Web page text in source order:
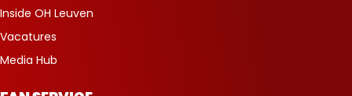
Inside OH Leuven
Vacatures
Media Hub